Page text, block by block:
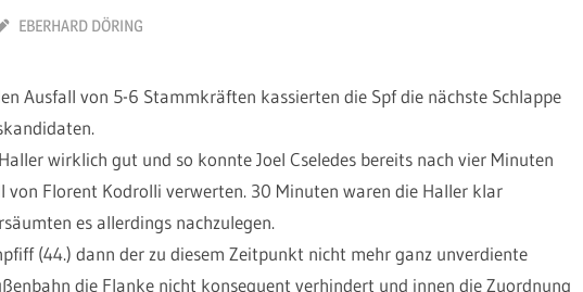
EBERHARD DÖRING
Ausfall von 5-6 Stammkräften kassierten die Spf die nächste Schlappe
wirklich gut und so konnte Joel Cseledes bereits nach vier Minuten
von Florent Kodrolli verwerten. 30 Minuten waren die Haller klar
es allerdings nachzulegen.
(44.) dann der zu diesem Zeitpunkt nicht mehr ganz unverdiente
die Flanke nicht konsequent verhindert und innen die Zuordnung